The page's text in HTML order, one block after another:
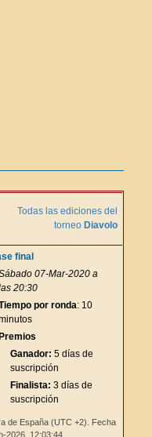
Todas las ediciones del
torneo Diavolo
final
07-Mar-2020 a
20:30
por ronda: 10
Premios
Ganador: 5 días de
suscripción
Finalista: 3 días de
suscripción
de España (UTC +2). Fecha
2026, 12:03:44